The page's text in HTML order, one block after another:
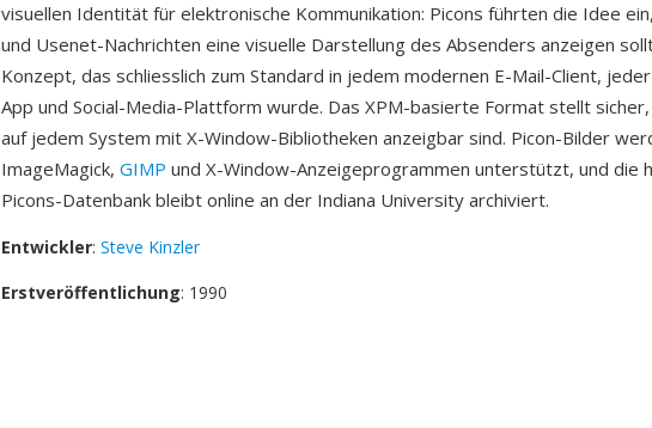
visuellen Identität für elektronische Kommunikation: Picons führten die Idee
und Usenet-Nachrichten eine visuelle Darstellung des Absenders anzeigen
Konzept, das schliesslich zum Standard in jedem modernen E-Mail-Client,
App und Social-Media-Plattform wurde. Das XPM-basierte Format stellt
auf jedem System mit X-Window-Bibliotheken anzeigbar sind. Picon-Bilder
ImageMagick, GIMP und X-Window-Anzeigeprogrammen unterstützt, und die
Picons-Datenbank bleibt online an der Indiana University archiviert.
Entwickler: Steve Kinzler
Erstveröffentlichung: 1990